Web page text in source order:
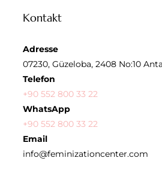
Kontakt
Adresse
07230, Güzeloba, 2408 No:10
Telefon
+90 552 800 33 22
WhatsApp
+90 552 800 33 22
Email
info@feminizationcenter.com